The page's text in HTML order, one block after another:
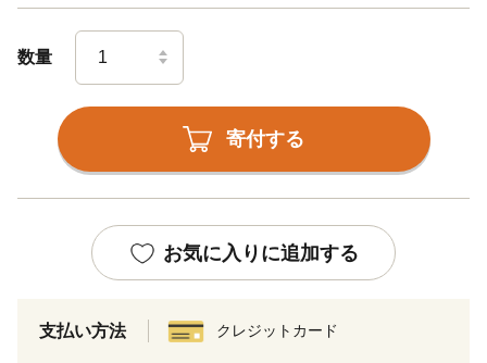
数量
寄付する
お気に入りに追加する
支払い方法 クレジットカード